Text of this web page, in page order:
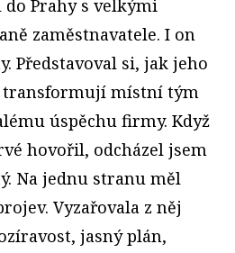
Prahy s velkými
zaměstnavatele. I on
Představoval si, jak jeho
místní tým
úspěchu firmy. Když
hovořil, odcházel jsem
Na jednu stranu měl
Vyzařovala z něj
jasný plán,